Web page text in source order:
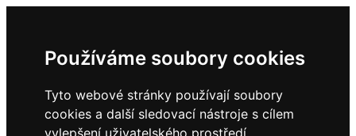
Používáme soubory cookies
Tyto webové stránky používají soubory
cookies a další sledovací nástroje s cílem
vylepšení uživatelského prostředí,